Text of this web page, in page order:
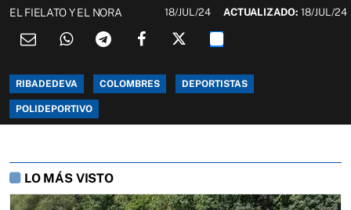
EL FIELATO Y EL NORA 18/JUL/24 ACTUALIZADO:18/JUL/24
RIBADEDEVA COLOMBRES DEPORTISTAS
POLIDEPORTIVO
LO MÁS VISTO